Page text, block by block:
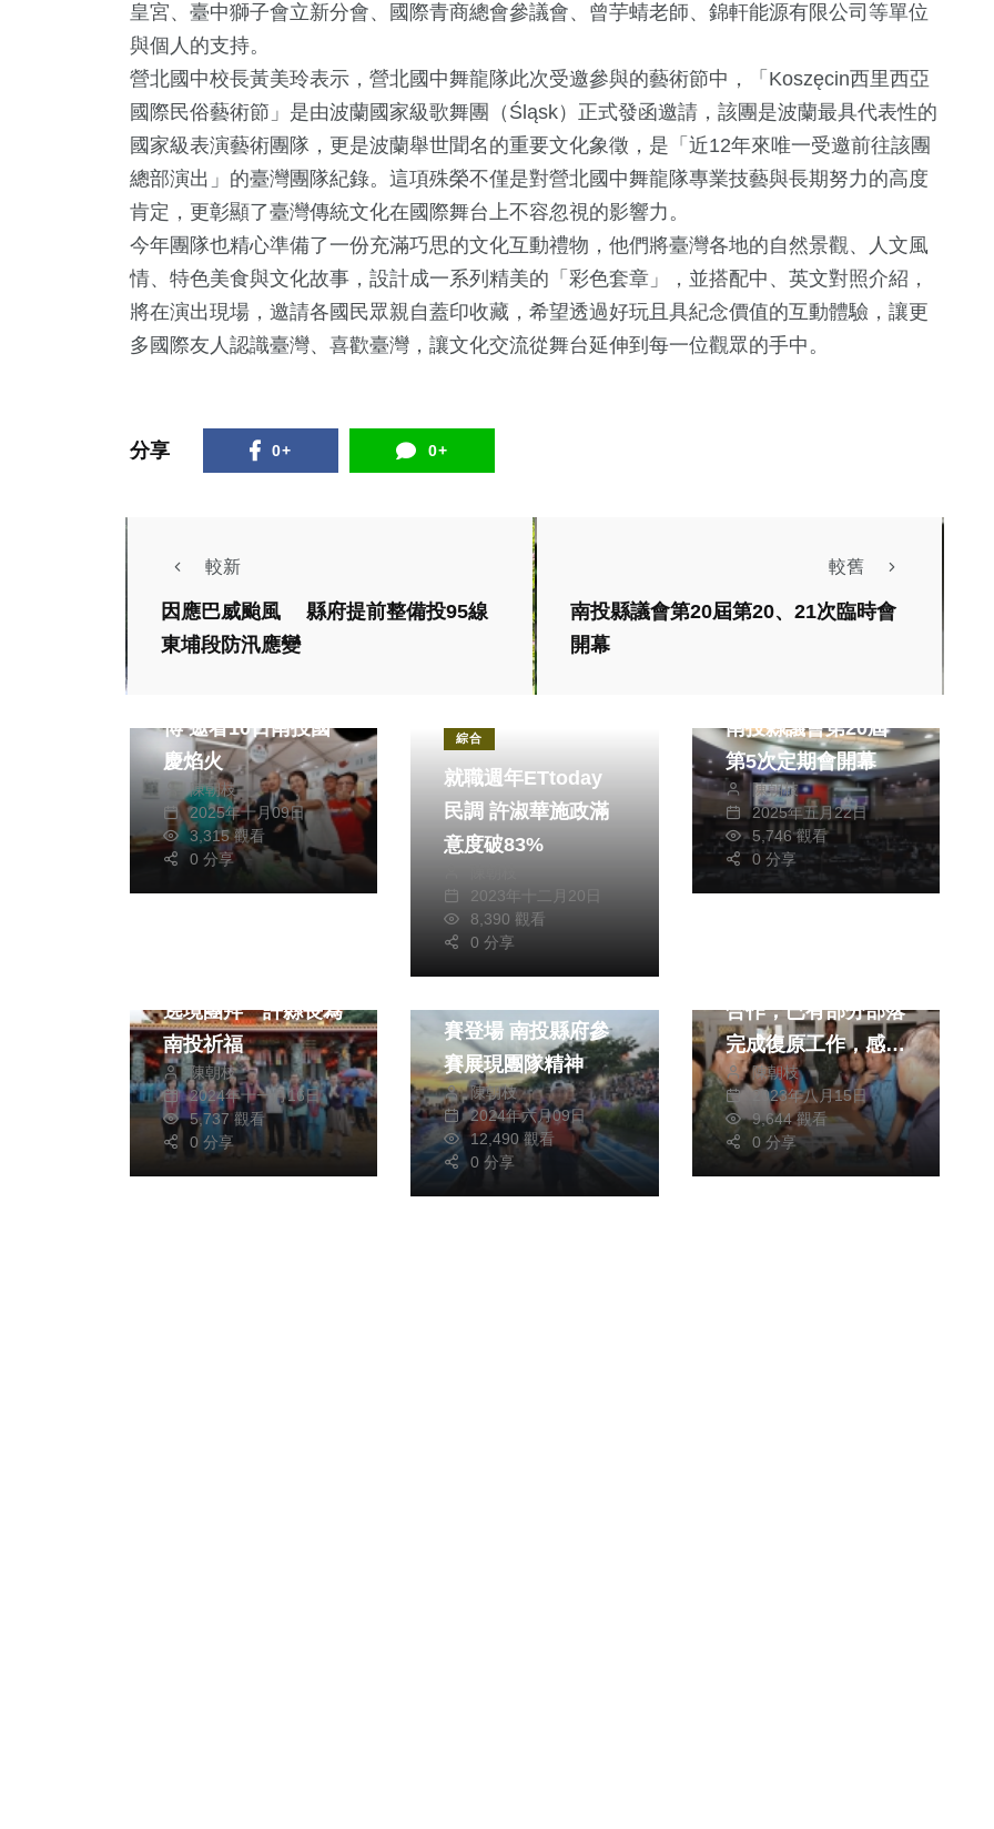
皇宮、臺中獅子會立新分會、國際青商總會參議會、曾芋蜻老師、錦軒能源有限公司等單位
與個人的支持。
營北國中校長黃美玲表示，營北國中舞龍隊此次受邀參與的藝術節中，「Koszęcin西里西亞
國際民俗藝術節」是由波蘭國家級歌舞團（Śląsk）正式發函邀請，該團是波蘭最具代表性的
國家級表演藝術團隊，更是波蘭舉世聞名的重要文化象徵，是「近12年來唯一受邀前往該團
總部演出」的臺灣團隊紀錄。這項殊榮不僅是對營北國中舞龍隊專業技藝與長期努力的高度
肯定，更彰顯了臺灣傳統文化在國際舞台上不容忽視的影響力。
今年團隊也精心準備了一份充滿巧思的文化互動禮物，他們將臺灣各地的自然景觀、人文風
情、特色美食與文化故事，設計成一系列精美的「彩色套章」，並搭配中、英文對照介紹，
將在演出現場，邀請各國民眾親自蓋印收藏，希望透過好玩且具紀念價值的互動體驗，讓更
多國際友人認識臺灣、喜歡臺灣，讓文化交流從舞台延伸到每一位觀眾的手中。
分享 0+ 0+
較新
因應巴威颱風 縣府提前整備投95線
東埔段防汛應變
較舊
南投縣議會第20屆第20、21次臨時會
開幕
熱門 旅遊
博 邀看10日南投國
慶焰火
陳朝枝
2025年十月09日
3,315 觀看
0 分享
綜合
就職週年ETtoday
民調 許淑華施政滿
意度破83%
2023年十二月20日
8,390 觀看
0 分享
南投縣議會第20屆
第5次定期會開幕
陳朝枝
2025年五月22日
5,746 觀看
0 分享
遶境團拜 許縣長為
南投祈福
陳朝枝
2024年十一月16日
5,737 觀看
0 分享
健康及醫療
賽登場 南投縣府參
賽展現團隊精神
陳朝枝
2024年六月09日
12,490 觀看
0 分享
合作，已有部分部落
完成復原工作，感謝
各界協助
陳朝枝
2023年八月15日
9,644 觀看
0 分享